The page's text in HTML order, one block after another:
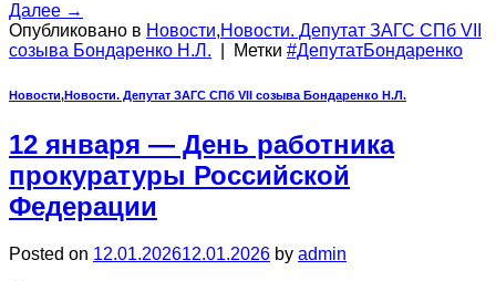
Далее →
Опубликовано в Новости,Новости. Депутат ЗАГС СПб VII
созыва Бондаренко Н.Л.
Метки #ДепутатБондаренко
Новости,Новости. Депутат ЗАГС СПб VII созыва Бондаренко Н.Л.
12 января — День работника
прокуратуры Российской
Федерации
Posted on 12.01.202612.01.2026 by admin